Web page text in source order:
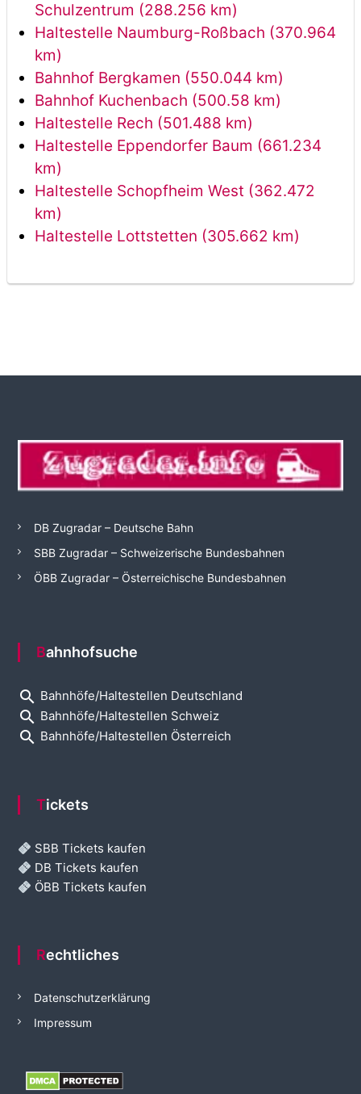
Schulzentrum (288.256 km)
Haltestelle Naumburg-Roßbach (370.964
km)
Bahnhof Bergkamen (550.044 km)
Bahnhof Kuchenbach (500.58 km)
Haltestelle Rech (501.488 km)
Haltestelle Eppendorfer Baum (661.234
km)
Haltestelle Schopfheim West (362.472
km)
Haltestelle Lottstetten (305.662 km)
DB Zugradar – Deutsche Bahn
SBB Zugradar – Schweizerische Bundesbahnen
ÖBB Zugradar – Österreichische Bundesbahnen
Bahnhofsuche
search Bahnhöfe/Haltestellen Deutschland
search Bahnhöfe/Haltestellen Schweiz
search Bahnhöfe/Haltestellen Österreich
Tickets
SBB Tickets kaufen
DB Tickets kaufen
ÖBB Tickets kaufen
Rechtliches
Datenschutzerklärung
Impressum